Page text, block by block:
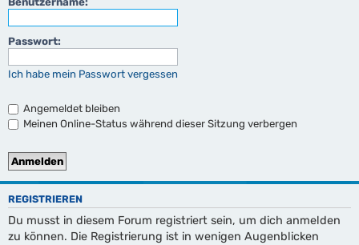
Passwort:
Ich habe mein Passwort vergessen
Angemeldet bleiben
Meinen Online-Status während dieser Sitzung verbergen
REGISTRIEREN
Du musst in diesem Forum registriert sein, um dich anmelden
zu können. Die Registrierung ist in wenigen Augenblicken